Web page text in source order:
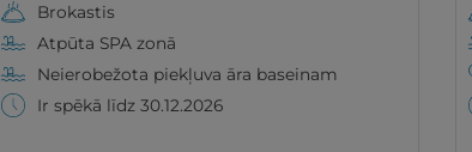
Brokastis
Atpūta SPA zonā
Neierobežota piekļuva āra baseinam
Ir spēkā līdz 30.12.2026